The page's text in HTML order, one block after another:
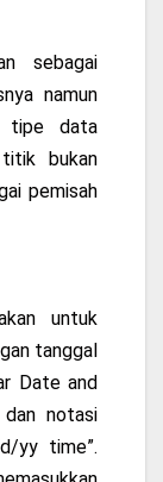
sebagai
namun
tipe data
titik bukan
pemisah
untuk
tanggal
Date and
dan notasi
yy time”.